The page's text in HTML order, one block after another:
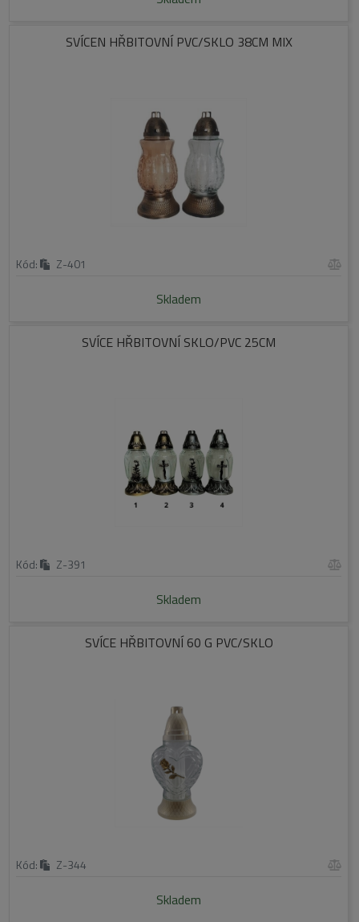
SVÍCEN HŘBITOVNÍ PVC/SKLO 38CM MIX
Kód: Z-401
Skladem
SVÍCE HŘBITOVNÍ SKLO/PVC 25CM
Kód: Z-391
Skladem
SVÍCE HŘBITOVNÍ 60 G PVC/SKLO
Kód: Z-344
Skladem